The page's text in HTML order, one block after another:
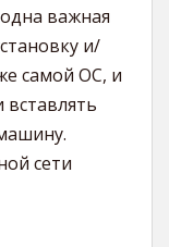
важная
и/
самой ОС, и
сети